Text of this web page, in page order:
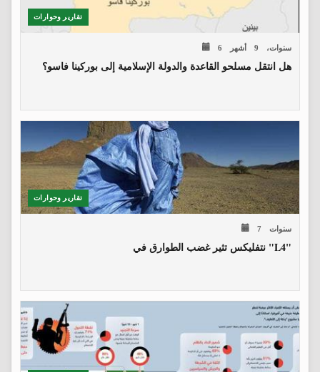
تقارير وحوارات
6 سنوات، 9 أشهر
هل انتقل مسلحو القاعدة والدولة الإسلامية إلى بوركينا فاسو؟
تقارير وحوارات
7 سنوات
نتفليكس تثير غضب الطوارق في "L4"